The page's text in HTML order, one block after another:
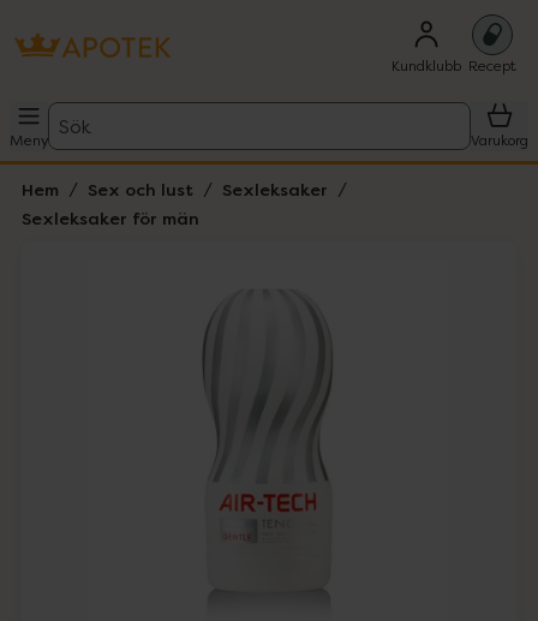
Kundklubb Recept
Meny
Sök
Varukorg
Hem Sex och lust
Sexleksaker
Sexleksaker för män